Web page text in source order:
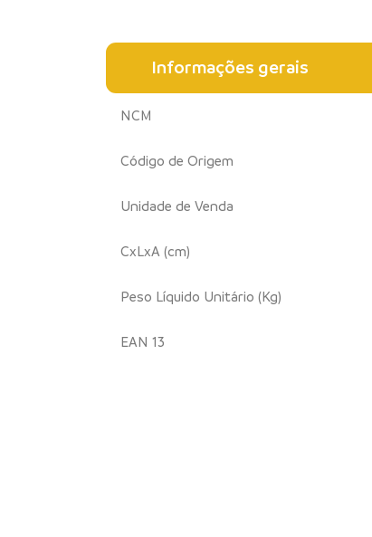
Informações gerais
NCM
Código de Origem
Unidade de Venda
CxLxA (cm)
Peso Líquido Unitário (Kg)
EAN 13